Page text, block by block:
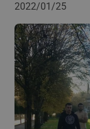
2022/01/25